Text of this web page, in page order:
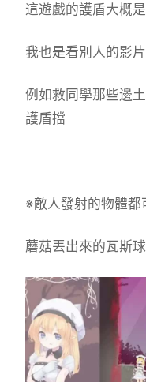
這遊戲的護盾大概
我也是看別人的影
例如救同學那些邊
護盾擋
※敵人發射的物體都
蘑菇丟出來的瓦斯球